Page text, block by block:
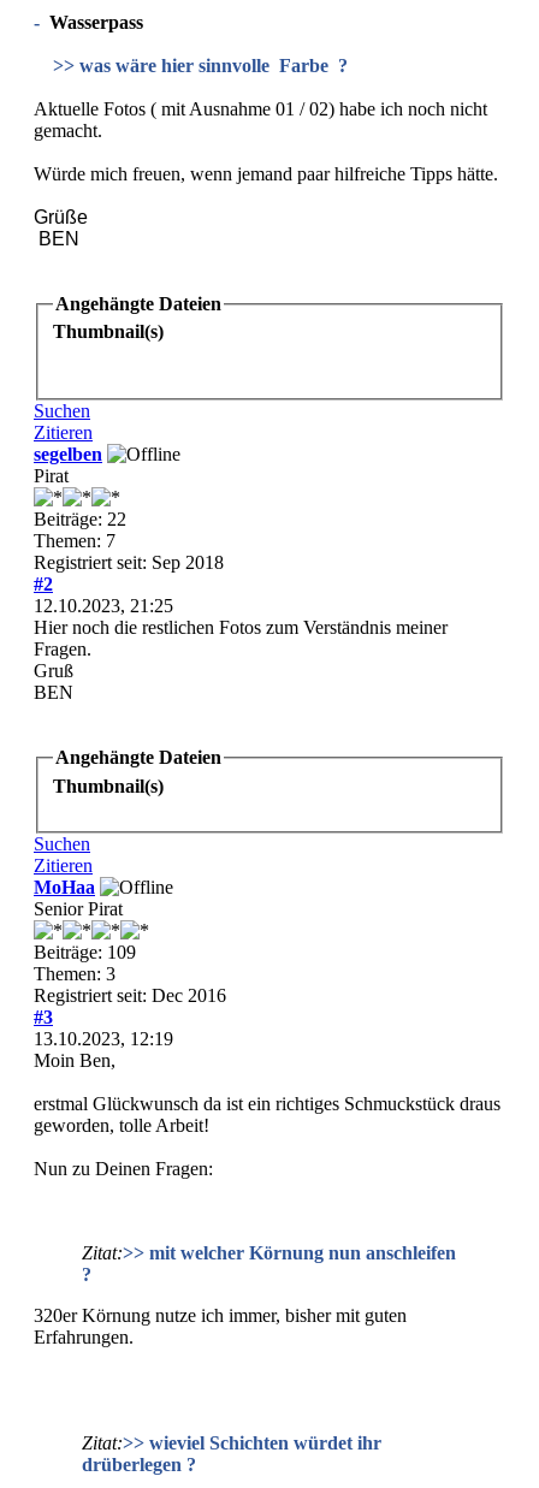
- Wasserpass
>> was wäre hier sinnvolle Farbe ?
Aktuelle Fotos ( mit Ausnahme 01 / 02) habe ich noch nicht
gemacht.
Würde mich freuen, wenn jemand paar hilfreiche Tipps hätte.
Grüße
BEN
Angehängte Dateien
Thumbnail(s)
Suchen
Zitieren
segelben
Pirat
Beiträge: 22
Themen: 7
Registriert seit: Sep 2018
#2
12.10.2023, 21:25
Hier noch die restlichen Fotos zum Verständnis meiner
Fragen.
Gruß
BEN
Angehängte Dateien
Thumbnail(s)
Suchen
Zitieren
MoHaa
Senior Pirat
Beiträge: 109
Themen: 3
Registriert seit: Dec 2016
#3
13.10.2023, 12:19
Moin Ben,
erstmal Glückwunsch da ist ein richtiges Schmuckstück draus
geworden, tolle Arbeit!
Nun zu Deinen Fragen:
Zitat:>> mit welcher Körnung nun anschleifen
?
320er Körnung nutze ich immer, bisher mit guten
Erfahrungen.
Zitat:>> wieviel Schichten würdet ihr
drüberlegen ?